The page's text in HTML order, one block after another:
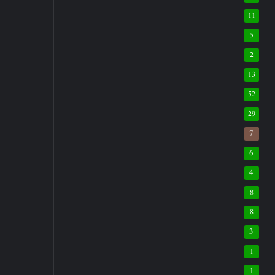
11
5
2
13
52
29
7
6
4
8
8
3
1
1